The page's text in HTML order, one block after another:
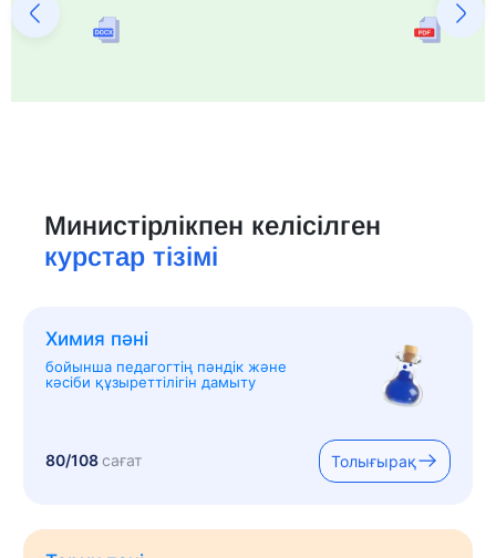
Министірлікпен келісілген
курстар тізімі
Химия пәні
бойынша педагогтің пәндік және
кәсіби құзыреттілігін дамыту
80/108сағат Толығырақ